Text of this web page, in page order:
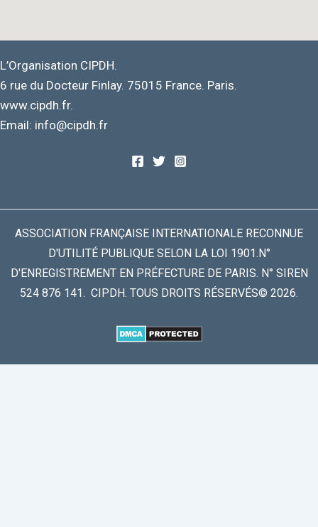
L’Organisation CIPDH.
6 rue du Docteur Finlay. 75015 France. Paris.
www.cipdh.fr.
Email: info@cipdh.fr
ASSOCIATION FRANÇAISE INTERNATIONALE RECONNUE
D'UTILITÉ PUBLIQUE SELON LA LOI 1901.N°
D'ENREGISTREMENT EN PRÉFECTURE DE PARIS. N° SIREN
524 876 141. CIPDH. TOUS DROITS RÉSERVÉS© 2026.